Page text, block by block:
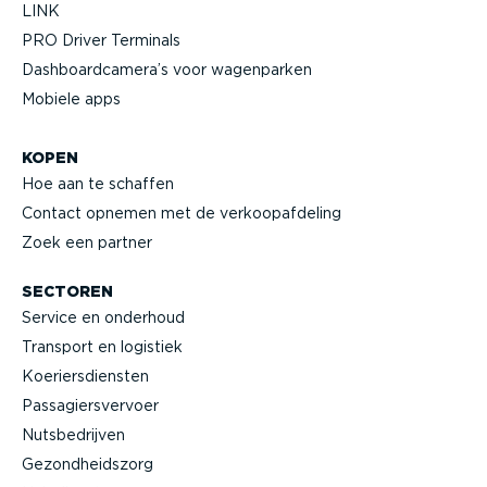
LINK
PRO Driver Terminals
Dashboard­camera’s voor wagenparken
Mobiele apps
KOPEN
Hoe aan te schaffen
Contact opnemen met de verkoop­af­deling
Zoek een partner
SECTOREN
Service en onderhoud
Transport en logistiek
Koeriers­diensten
Passa­giers­vervoer
Nutsbe­drijven
Gezond­heidszorg